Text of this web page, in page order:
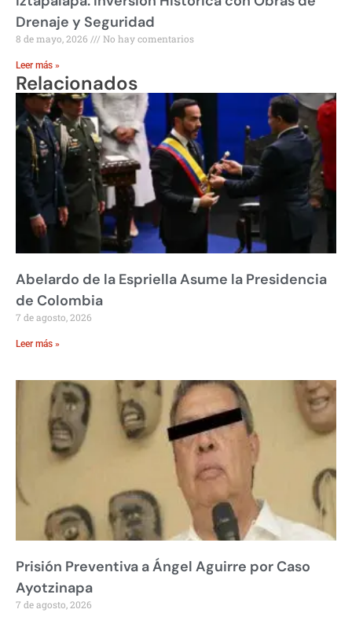
Drenaje y Seguridad
8 de mayo, 2026 No hay comentarios
Leer más »
Relacionados
Abelardo de la Espriella Asume la Presidencia
de Colombia
7 de agosto, 2026
Leer más »
Prisión Preventiva a Ángel Aguirre por Caso
Ayotzinapa
7 de agosto, 2026